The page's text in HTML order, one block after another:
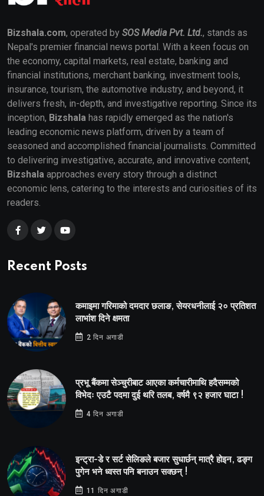
Bizshala.com, operated by SOS Media Pvt. Ltd., stands as
Nepal's premier financial news portal. With a keen focus on
the economy, capital markets, real estate, banking and
financial institutions, merchant banking, investment tools,
insurance, tourism, the automotive industry, and beyond, it
delivers fresh, in-depth, and investigative reporting. Since its
inception, Bizshala has rapidly emerged as the nation's
leading economic news platform, driven by a team of
seasoned and accomplished financial journalists. Committed
to delivering investigative, accurate, and innovative content,
Bizshala approaches every story through a distinct
economic lens, catering to the interests and curiosities of its
readers.
Recent Posts
कमाइमा गरिमाको दमदार छलाङ, सेयरधनीलाई २० प्रतिशत
लाभांश दिने क्षमता
2 दिन अगाडी
प्रभू बैंकमा सेञ्चुरीबाट आएका कर्मचारीमाथि हदैसम्मको
विभेदः एउटै पदमा दुई थरि तलब, वर्षमै ९२ हजार घाटा !
4 दिन अगाडी
इन्ट्रा-डे र सर्ट सेलिङले बजार सुधार्छन् मात्रै होइन, ढङ्ग
पुगेन भने ध्वस्त पनि बनाउन सक्छन् !
11 दिन अगाडी